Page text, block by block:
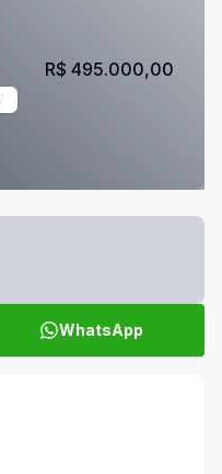
R$ 495.000,00
WhatsApp